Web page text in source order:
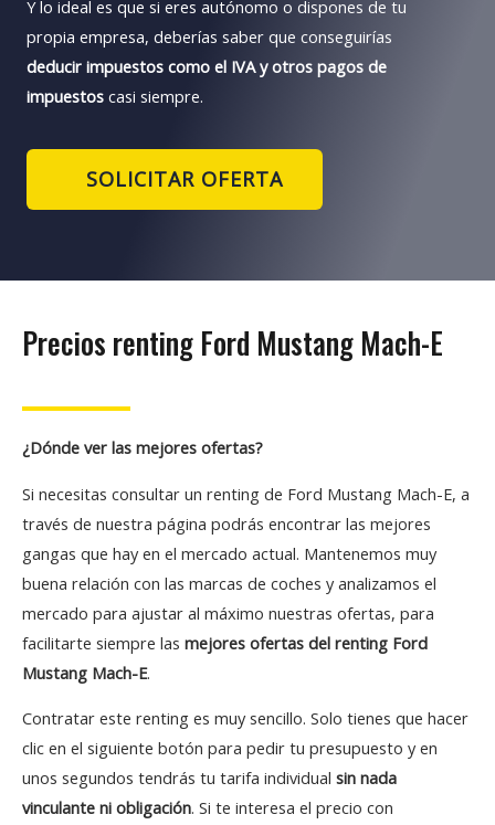
Y lo ideal es que si eres autónomo o dispones de tu
propia empresa, deberías saber que conseguirías
deducir impuestos como el IVA y otros pagos de
impuestos casi siempre.
SOLICITAR OFERTA
Precios renting Ford Mustang Mach-E
¿Dónde ver las mejores ofertas?
Si necesitas consultar un renting de Ford Mustang Mach-E, a
través de nuestra página podrás encontrar las mejores
gangas que hay en el mercado actual. Mantenemos muy
buena relación con las marcas de coches y analizamos el
mercado para ajustar al máximo nuestras ofertas, para
facilitarte siempre las mejores ofertas del renting Ford
Mustang Mach-E.
Contratar este renting es muy sencillo. Solo tienes que hacer
clic en el siguiente botón para pedir tu presupuesto y en
unos segundos tendrás tu tarifa individual sin nada
vinculante ni obligación. Si te interesa el precio con